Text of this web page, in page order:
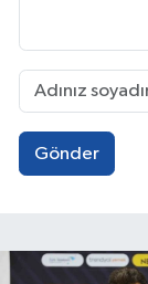
Gönder